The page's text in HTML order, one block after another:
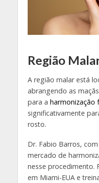
Região
A região malar está
abrangendo as
para a harmonização
significativamente
rosto.
Dr. Fabio Barros,
mercado de
nesse procedimento.
em Miami-EUA e